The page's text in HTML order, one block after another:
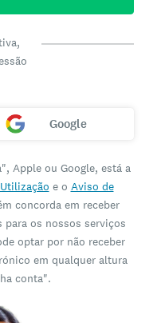
Google
Apple ou Google, está a
e o Aviso de
concorda em receber
para os nossos serviços
optar por não receber
em qualquer altura
conta".